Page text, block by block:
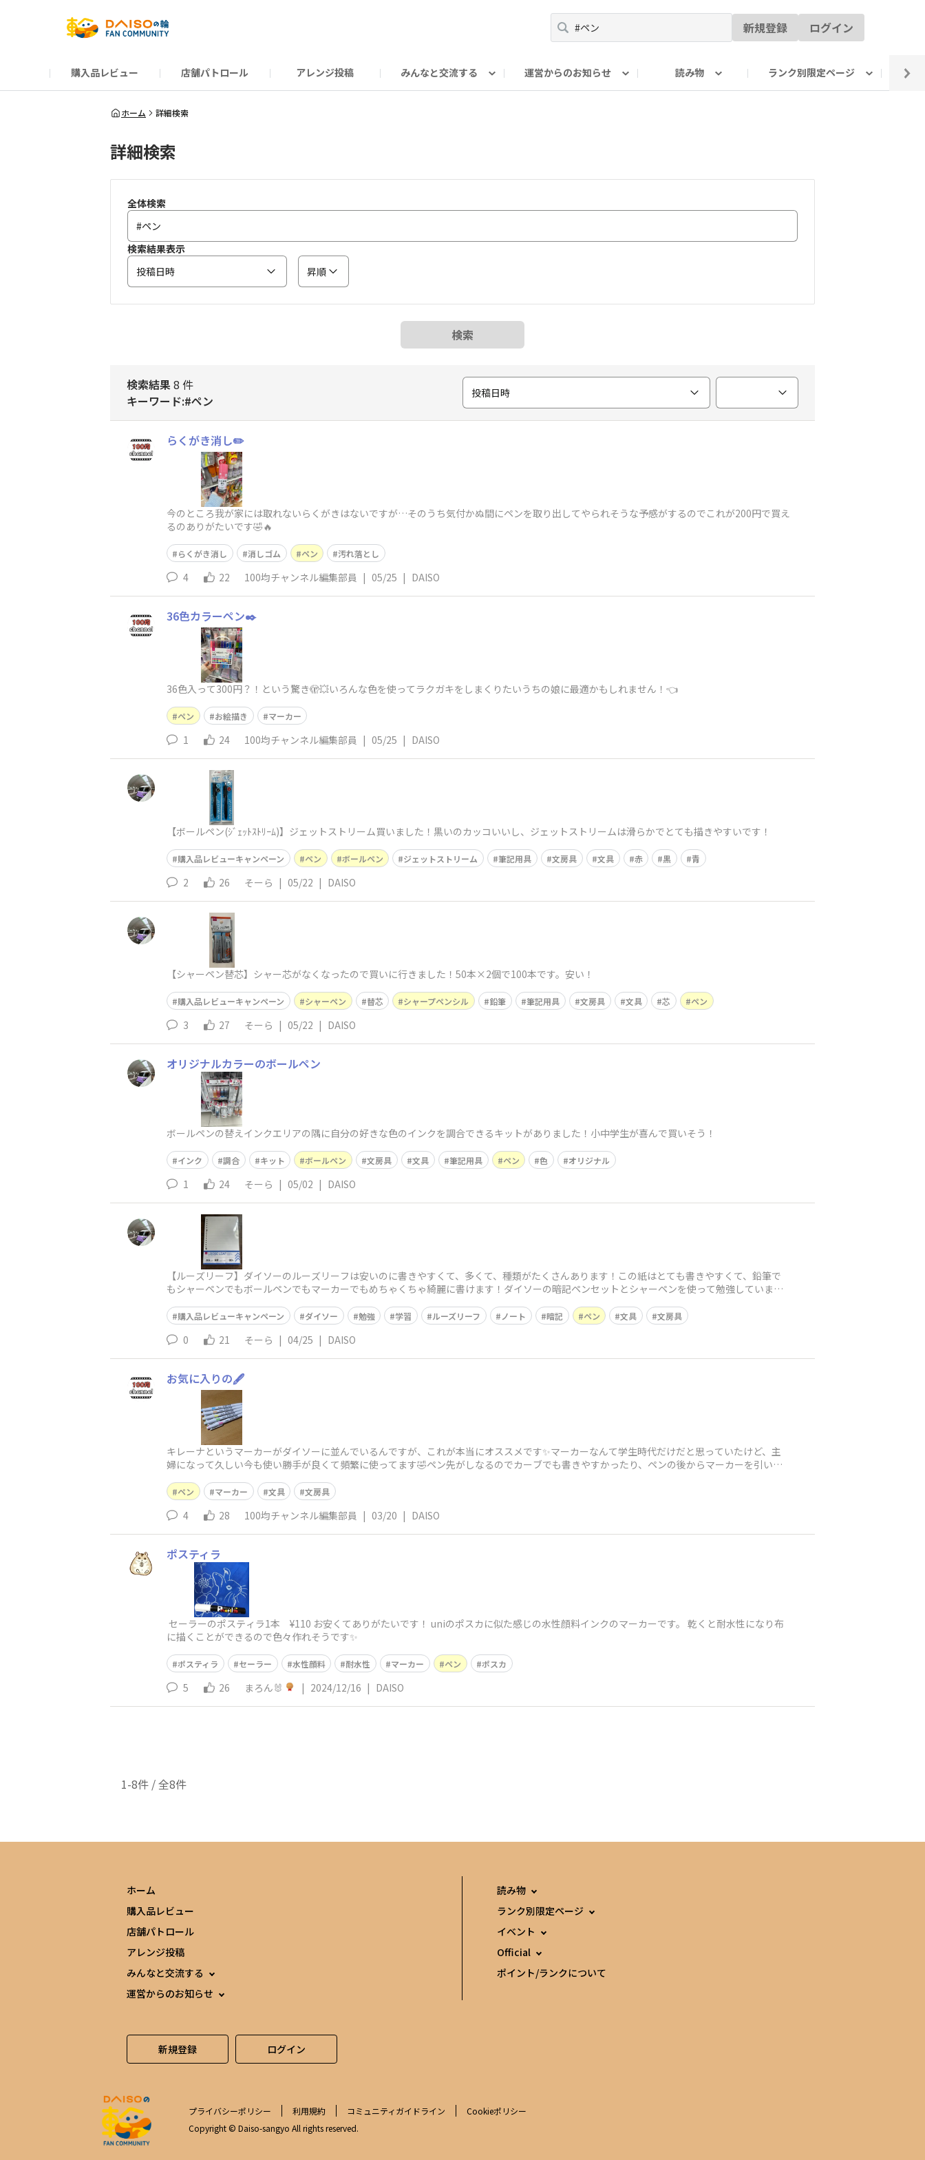
新規登録 ログイン
購入品レビュー 店舗パトロール アレンジ投稿 みんなと交流する
だんぜんトーク
運営からのお知らせ
運営からのお知らせ
読み物
ーSP Blogー
ランク別限定ページ
プレゼントキャンペーン
1周年記念キャンペーン
公式ホームページ
ホーム 詳細検索
詳細検索
全体検索
検索結果表示
投稿日時
昇順
検索
検索結果8 件
キーワード:#ペン
投稿日時
らくがき消し✏️
今のところ我が家には取れないらくがきはないですが…そのうち気付かぬ間にペンを取り出してやられそうな予感がするのでこれが200円で買え
るのありがたいです🤣🔥
らくがき消し 消しゴム ペン 汚れ落とし
4 22 100均チャンネル編集部員 | 05/25 | DAISO
36色カラーペン✒️
36色入って300円？！という驚き🫣💥いろんな色を使ってラクガキをしまくりたいうちの娘に最適かもしれません！👈
ペン お絵描き マーカー
1 24 100均チャンネル編集部員 | 05/25 | DAISO
​​【ボールペン(ｼﾞｪｯﾄｽﾄﾘｰﾑ)】​ジェットストリーム買いました！黒いのカッコいいし、ジェットストリームは滑らかでとても描きやすいです！
購入品レビューキャンペーン ペン ボールペン ジェットストリーム 筆記用具 文房具 文具 赤 黒 青
2 26 そーら | 05/22 | DAISO
​​【シャーペン替芯】​シャー芯がなくなったので買いに行きました！50本×2個で100本です。安い！
購入品レビューキャンペーン シャーペン 替芯 シャープペンシル 鉛筆 筆記用具 文房具 文具 芯 ペン
3 27 そーら | 05/22 | DAISO
オリジナルカラーのボールペン
ボールペンの替えインクエリアの隅に自分の好きな色のインクを調合できるキットがありました！小中学生が喜んで買いそう！
インク 調合 キット ボールペン 文房具 文具 筆記用具 ペン 色 オリジナル
1 24 そーら | 05/02 | DAISO
​​【ルーズリーフ】​ダイソーのルーズリーフは安いのに書きやすくて、多くて、種類がたくさんあります！この紙はとても書きやすくて、鉛筆で
もシャーペンでもボールペンでもマーカーでもめちゃくちゃ綺麗に書けます！ダイソーの暗記ペンセットとシャーペンを使って勉強していま
購入品レビューキャンペーン ダイソー 勉強 学習 ルーズリーフ ノート 暗記 ペン 文具 文房具
0 21 そーら | 04/25 | DAISO
お気に入りの🖋️
キレーナというマーカーがダイソーに並んでいるんですが、これが本当にオススメです✨マーカーなんて学生時代だけだと思っていたけど、主
婦になって久しい今も使い勝手が良くて頻繁に使ってます🤣ペン先がしなるのでカーブでも書きやすかったり、ペンの後からマーカーを引いて
ペン マーカー 文具 文房具
4 28 100均チャンネル編集部員 | 03/20 | DAISO
ポスティラ
セーラーのポスティラ1本 ¥110 お安くてありがたいです！ uniのポスカに似た感じの水性顔料インクのマーカーです。 乾くと耐水性になり布
に描くことができるので色々作れそうです✨
ポスティラ セーラー 水性顔料 耐水性 マーカー ペン ポスカ
5 26 まろん🐰 | 2024/12/16 | DAISO
1-8件 / 全8件
ホーム
購入品レビュー
店舗パトロール
アレンジ投稿
みんなと交流する
運営からのお知らせ
読み物
ランク別限定ページ
イベント
Official
ポイント/ランクについて
新規登録 ログイン
プライバシーポリシー 利用規約 コミュニティガイドライン
Cookieポリシー
Copyright © Daiso-sangyo All rights reserved.